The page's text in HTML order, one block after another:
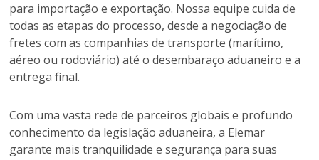
para importação e exportação. Nossa equipe cuida de
todas as etapas do processo, desde a negociação de
fretes com as companhias de transporte (marítimo,
aéreo ou rodoviário) até o desembaraço aduaneiro e a
entrega final.
Com uma vasta rede de parceiros globais e profundo
conhecimento da legislação aduaneira, a Elemar
garante mais tranquilidade e segurança para suas